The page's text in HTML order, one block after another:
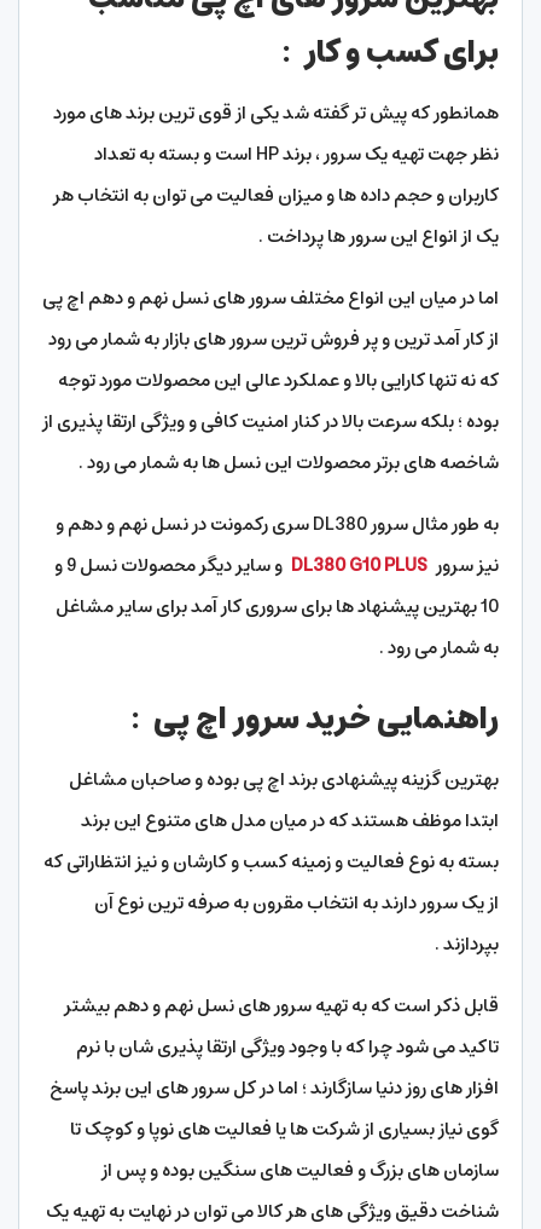
برای کسب و کار :
همانطور که پیش تر گفته شد یکی از قوی ترین برند های مورد
نظر جهت تهیه یک سرور ، برند HP است و بسته به تعداد
کاربران و حجم داده ها و میزان فعالیت می توان به انتخاب هر
یک از انواع این سرور ها پرداخت .
اما در میان این انواع مختلف سرور های نسل نهم و دهم اچ پی
از کار آمد ترین و پر فروش ترین سرور های بازار به شمار می رود
که نه تنها کارایی بالا و عملکرد عالی این محصولات مورد توجه
بوده ؛ بلکه سرعت بالا در کنار امنیت کافی و ویژگی ارتقا پذیری از
شاخصه های برتر محصولات این نسل ها به شمار می رود .
به طور مثال سرور DL380 سری رکمونت در نسل نهم و دهم و
نیز سرور DL380 G10 PLUS
و سایر دیگر محصولات نسل 9 و
10 بهترین پیشنهاد ها برای سروری کار آمد برای سایر مشاغل
به شمار می رود .
راهنمایی خرید سرور اچ پی :
بهترین گزینه پیشنهادی برند اچ پی بوده و صاحبان مشاغل
ابتدا موظف هستند که در میان مدل های متنوع این برند
بسته به نوع فعالیت و زمینه کسب و کارشان و نیز انتظاراتی که
از یک سرور دارند به انتخاب مقرون به صرفه ترین نوع آن
بپردازند .
قابل ذکر است که به تهیه سرور های نسل نهم و دهم بیشتر
تاکید می شود چرا که با وجود ویژگی ارتقا پذیری شان با نرم
افزار های روز دنیا سازگارند ؛ اما در کل سرور های این برند پاسخ
گوی نیاز بسیاری از شرکت ها یا فعالیت های نوپا و کوچک تا
سازمان های بزرگ و فعالیت های سنگین بوده و پس از
شناخت دقیق ویژگی های هر کالا می توان در نهایت به تهیه یک